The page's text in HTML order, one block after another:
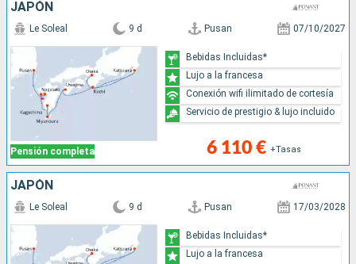
JAPÓN
Pensión completa
Le Soleal 9 d Pusan 07/10/2027
6 110 € +Tasas
Bebidas Incluidas*
Lujo a la francesa
Conexión wifi ilimitado de cortesía
Servicio de prestigio & lujo incluido
JAPÓN
Le Soleal 9 d Pusan 17/03/2028
Bebidas Incluidas*
Lujo a la francesa